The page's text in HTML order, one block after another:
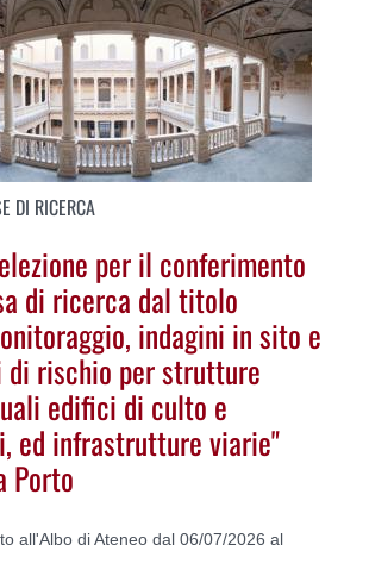
DI RICERCA
per il conferimento
di ricerca dal titolo
indagini in sito e
di rischio per strutture
edifici di culto e
ed infrastrutture viarie"
Porto
all'Albo di Ateneo dal 06/07/2026 al